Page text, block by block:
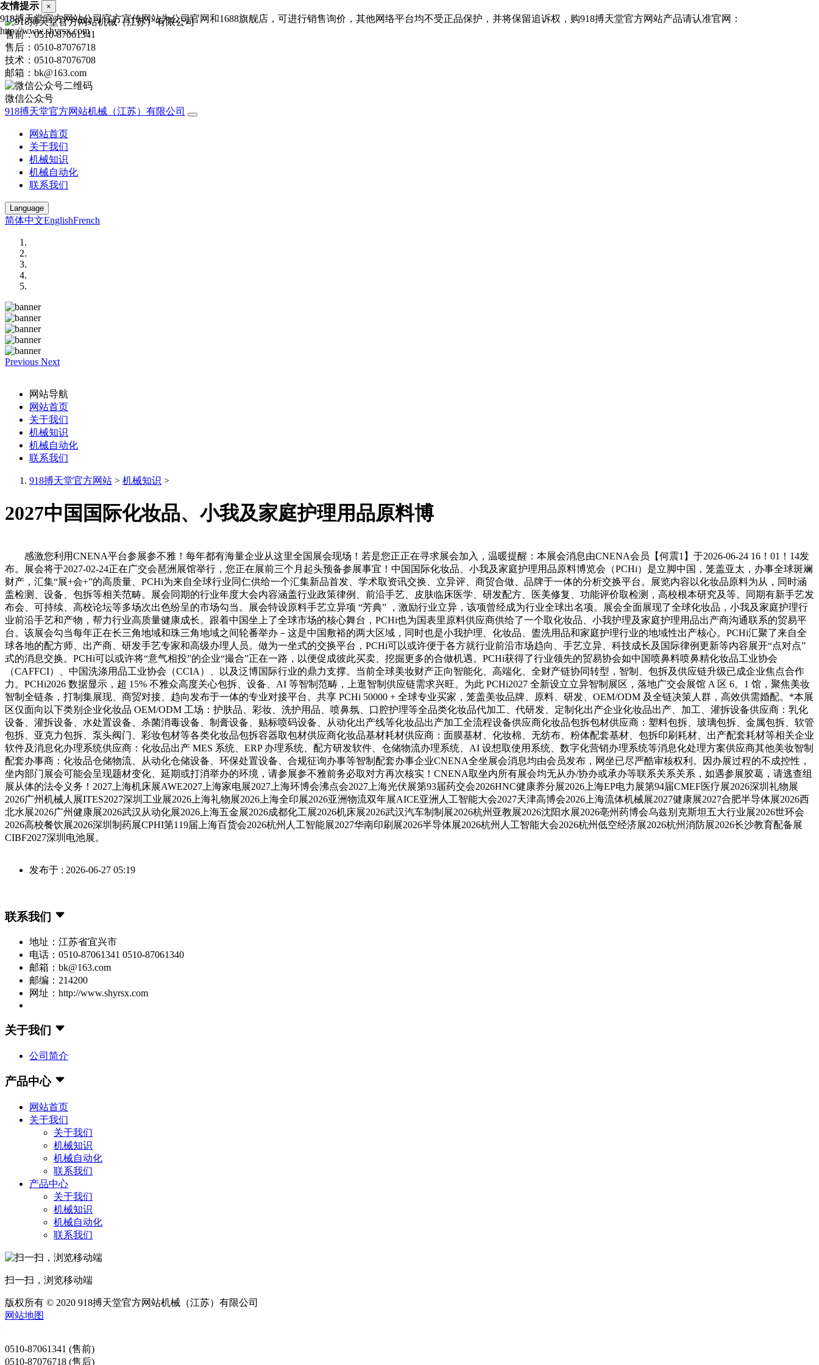
售前：0510-87061341
售后：0510-87076718
技术：0510-87076708
邮箱：bk@163.com
微信公众号
918搏天堂官方网站机械（江苏）有限公司
网站首页
关于我们
机械知识
机械自动化
联系我们
Language
简体中文EnglishFrench
Previous Next
网站导航
网站首页
关于我们
机械知识
机械自动化
联系我们
918搏天堂官方网站 > 机械知识 >
2027中国国际化妆品、小我及家庭护理用品原料博
感激您利用CNENA平台参展参不雅！每年都有海量企业从这里全国展会现场！若是您正正在寻求展会加入，温暖提醒：本展会消息由CNENA会员【何震1】于2026-06-24 16！01！14发
布。展会将于2027-02-24正在广交会琶洲展馆举行，您正在展前三个月起头预备参展事宜！中国国际化妆品、小我及家庭护理用品原料博览会（PCHi）是立脚中国，笼盖亚太，办事全球斑斓
财产，汇集“展+会+”的高质量、PCHi为来自全球行业同仁供给一个汇集新品首发、学术取资讯交换、立异评、商贸合做、品牌于一体的分析交换平台。展览内容以化妆品原料为从，同时涵
盖检测、设备、包拆等相关范畴。展会同期的行业年度大会内容涵盖行业政策律例、前沿手艺、皮肤临床医学、研发配方、医美修复、功能评价取检测，高校根本研究及等。同期有新手艺发
布会、可持续、高校论坛等多场次出色纷呈的市场勾当。展会特设原料手艺立异项 “芳典” ，激励行业立异，该项曾经成为行业全球出名项。展会全面展现了全球化妆品，小我及家庭护理行
业前沿手艺和产物，帮力行业高质量健康成长。跟着中国坐上了全球市场的核心舞台，PCHi也为国表里原料供应商供给了一个取化妆品、小我护理及家庭护理用品出产商沟通联系的贸易平
台。该展会勾当每年正在长三角地域和珠三角地域之间轮番举办－这是中国敷裕的两大区域，同时也是小我护理、化妆品、盥洗用品和家庭护理行业的地域性出产核心。PCHi汇聚了来自全
球各地的配方师、出产商、研发手艺专家和高级办理人员。做为一坐式的交换平台，PCHi可以或许便于各方就行业前沿市场趋向、手艺立异、科技成长及国际律例更新等内容展开“点对点”
式的消息交换。PCHi可以或许将“意气相投”的企业“撮合”正在一路，以便促成彼此买卖、挖掘更多的合做机遇。PCHi获得了行业领先的贸易协会如中国喷鼻料喷鼻精化妆品工业协会
（CAFFCI）、中国洗涤用品工业协会（CCIA）、以及泛博国际行业的鼎力支撑。当前全球美妆财产正向智能化、高端化、全财产链协同转型，智制、包拆及供应链升级已成企业焦点合作
力。PCHi2026 数据显示，超 15% 不雅众高度关心包拆、设备、AI 等智制范畴，上逛智制供应链需求兴旺。为此 PCHi2027 全新设立立异智制展区，落地广交会展馆 A 区 6。1 馆，聚焦美妆
智制全链条，打制集展现、商贸对接、趋向发布于一体的专业对接平台。共享 PCHi 50000 + 全球专业买家，笼盖美妆品牌、原料、研发、OEM/ODM 及全链决策人群，高效供需婚配。*本展
区仅面向以下类别企业化妆品 OEM/ODM 工场：护肤品、彩妆、洗护用品、喷鼻氛、口腔护理等全品类化妆品代加工、代研发、定制化出产企业化妆品出产、加工、灌拆设备供应商：乳化
设备、灌拆设备、水处置设备、杀菌消毒设备、制膏设备、贴标喷码设备、从动化出产线等化妆品出产加工全流程设备供应商化妆品包拆包材供应商：塑料包拆、玻璃包拆、金属包拆、软管
包拆、亚克力包拆、泵头阀门、彩妆包材等各类化妆品包拆容器取包材供应商化妆品基材耗材供应商：面膜基材、化妆棉、无纺布、粉体配套基材、包拆印刷耗材、出产配套耗材等相关企业
软件及消息化办理系统供应商：化妆品出产 MES 系统、ERP 办理系统、配方研发软件、仓储物流办理系统、AI 设想取使用系统、数字化营销办理系统等消息化处理方案供应商其他美妆智制
配套办事商：化妆品仓储物流、从动化仓储设备、环保处置设备、合规征询办事等智制配套办事企业CNENA全坐展会消息均由会员发布，网坐已尽严酷审核权利。因办展过程的不成控性，
坐内部门展会可能会呈现题材变化、延期或打消举办的环境，请参展参不雅前务必取对方再次核实！CNENA取坐内所有展会均无从办/协办或承办等联系关系关系，如遇参展胶葛，请逃查组
展从体的法令义务！2027上海机床展AWE2027上海家电展2027上海环博会沸点会2027上海光伏展第93届药交会2026HNC健康养分展2026上海EP电力展第94届CMEF医疗展2026深圳礼物展
2026广州机械人展ITES2027深圳工业展2026上海礼物展2026上海全印展2026亚洲物流双年展AICE亚洲人工智能大会2027天津高博会2026上海流体机械展2027健康展2027合肥半导体展2026西
北水展2026广州健康展2026武汉从动化展2026上海五金展2026成都化工展2026机床展2026武汉汽车制制展2026杭州亚教展2026沈阳水展2026亳州药博会乌兹别克斯坦五大行业展2026世环会
2026高校餐饮展2026深圳制药展CPHI第119届上海百货会2026杭州人工智能展2027华南印刷展2026半导体展2026杭州人工智能大会2026杭州低空经济展2026杭州消防展2026长沙教育配备展
CIBF2027深圳电池展。
发布于 : 2026-06-27 05:19
联系我们
地址：江苏省宜兴市
电话：0510-87061341 0510-87061340
邮箱：bk@163.com
邮编：214200
网址：http://www.shyrsx.com
关于我们
公司简介
产品中心
网站首页
关于我们
关于我们
机械知识
机械自动化
联系我们
产品中心
关于我们
机械知识
机械自动化
联系我们
扫一扫，浏览移动端
版权所有 © 2020 918搏天堂官方网站机械（江苏）有限公司
网站地图
0510-87061341 (售前)
0510-87076718 (售后)
友情提示 ×
918搏天堂官方网站公司官方宣传网站为公司官网和1688旗舰店，可进行销售询价，其他网络平台均不受正品保护，并将保留追诉权，购918搏天堂官方网站产品请认准官网：
http://www.shyrsx.com